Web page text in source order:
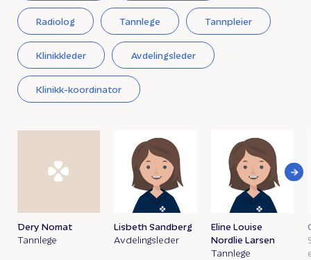
Radiolog Tannlege Tannpleier
Klinikkleder Avdelingsleder
Klinikk-koordinator
Dery Nomat
Tannlege
Lisbeth Sandberg
Avdelingsleder
Eline Louise
Nordlie Larsen
Tannlege